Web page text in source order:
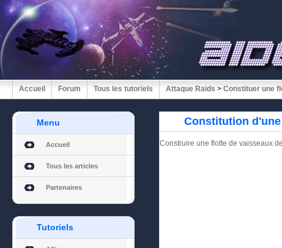
Accueil Forum Tous les tutoriels Attaque Raids > Constituer une
Menu
Accueil
Tous les articles
Partenaires
Tutoriels
Constitution
Construire une flotte de vaisseaux